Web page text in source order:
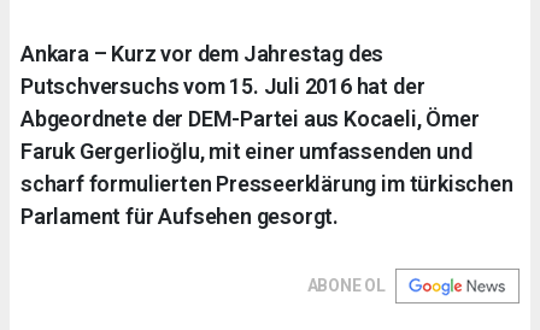
Ankara – Kurz vor dem Jahrestag des
Putschversuchs vom 15. Juli 2016 hat der
Abgeordnete der DEM-Partei aus Kocaeli, Ömer
Faruk Gergerlioğlu, mit einer umfassenden und
scharf formulierten Presseerklärung im türkischen
Parlament für Aufsehen gesorgt.
ABONE OL